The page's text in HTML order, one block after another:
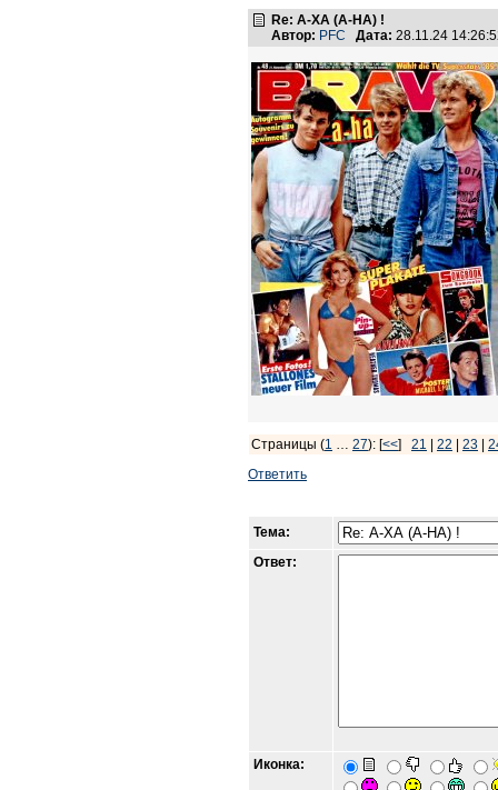
Re: А-ХА (A-HA) !
Автор: PFC Дата: 28.11.24
Страницы (1 … 27): [<<] 21 22 23
Ответить
Тема:
Ответ:
Иконка: